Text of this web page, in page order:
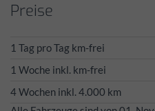
Preise
1 Tag pro Tag km-frei
1 Woche inkl. km-frei
4 Wochen inkl. 4.000 km